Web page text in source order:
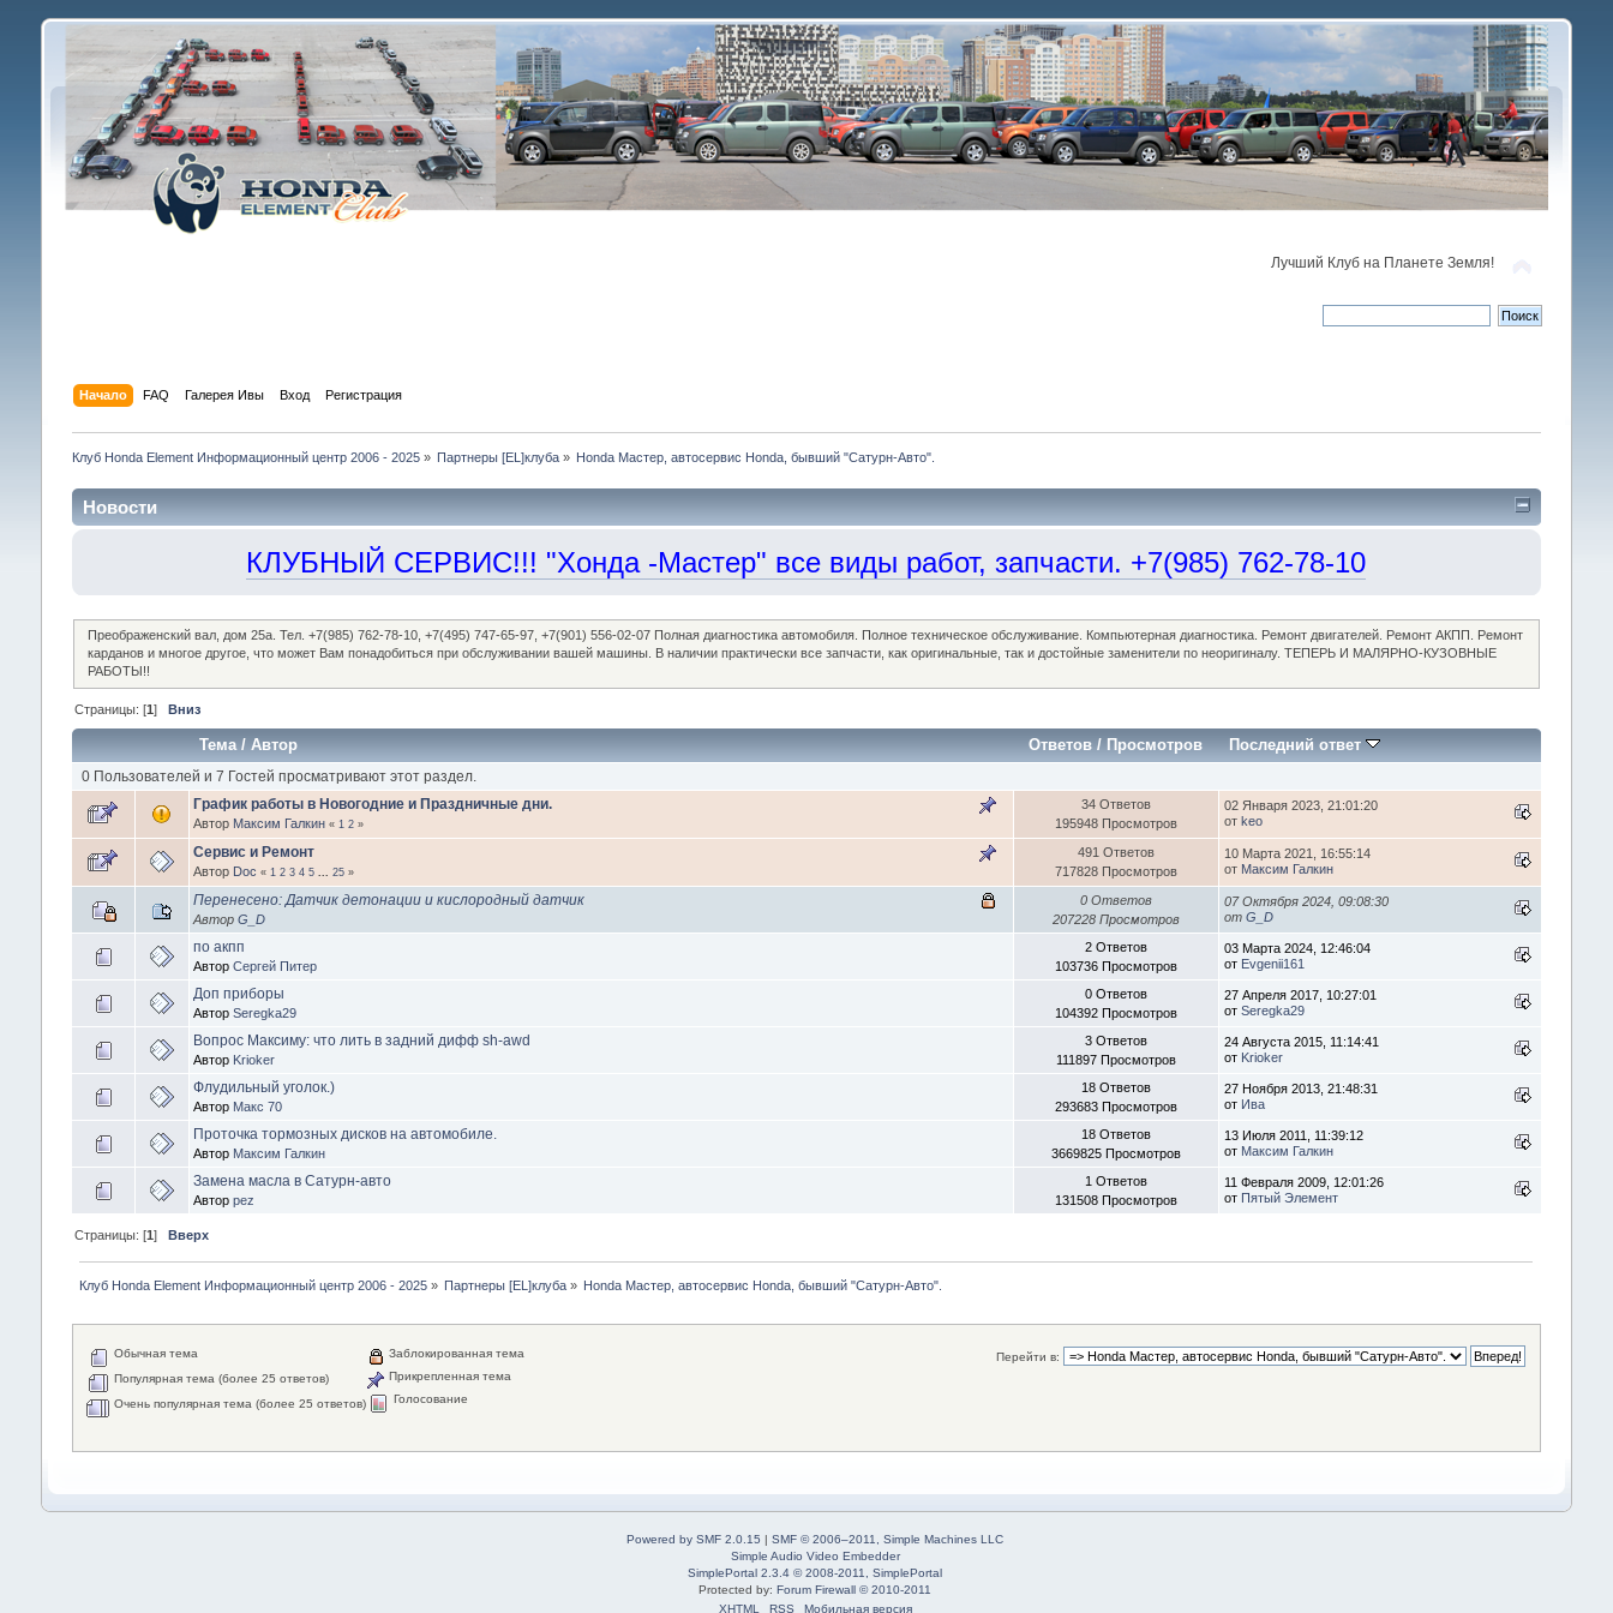
Лучший Клуб на Планете Земля!
Начало FAQ Галерея Ивы Вход Регистрация
Клуб Honda Element Информационный центр 2006 - 2025» Партнеры [EL]клуба » Honda Мастер, автосервис Honda, бывший "Сатурн-Авто".
Новости
КЛУБНЫЙ СЕРВИС!!! "Хонда -Мастер" все виды работ, запчасти. +7(985) 762-78-10
Преображенский вал, дом 25а. Тел. +7(985) 762-78-10, +7(495) 747-65-97, +7(901) 556-02-07 Полная диагностика автомобиля. Полное техническое обслуживание. Компьютерная диагностика. Ремонт двигателей. Ремонт АКПП. Ремонт
карданов и многое другое, что может Вам понадобиться при обслуживании вашей машины. В наличии практически все запчасти, как оригинальные, так и достойные заменители по неоригиналу. ТЕПЕРЬ И МАЛЯРНО-КУЗОВНЫЕ
РАБОТЫ!!
Страницы: [1] Вниз
Тема/ Автор Ответов/ Просмотров Последний ответ
0 Пользователей и 7 Гостей просматривают этот раздел.
График работы в Новогодние и Праздничные дни.
Автор Максим Галкин « 1 2»
34 Ответов
195948 Просмотров
02 Января 2023, 21:01:20
от keo
Сервис и Ремонт
Автор Doc « 1 2 3 4 5 25»
491 Ответов
717828 Просмотров
10 Марта 2021, 16:55:14
от Максим Галкин
Перенесено: Датчик детонации и кислородный датчик
Автор G_D
0 Ответов
207228 Просмотров
07 Октября 2024, 09:08:30
от G_D
по акпп
Автор Сергей Питер
2 Ответов
103736 Просмотров
03 Марта 2024, 12:46:04
от Evgenii161
Доп приборы
Автор Seregka29
0 Ответов
104392 Просмотров
27 Апреля 2017, 10:27:01
от Seregka29
Вопрос Максиму: что лить в задний дифф sh-awd
Автор Krioker
3 Ответов
111897 Просмотров
24 Августа 2015, 11:14:41
от Krioker
Флудильный уголок.)
Автор Макс 70
18 Ответов
293683 Просмотров
27 Ноября 2013, 21:48:31
от Ива
Проточка тормозных дисков на автомобиле.
Автор Максим Галкин
18 Ответов
3669825 Просмотров
13 Июля 2011, 11:39:12
от Максим Галкин
Замена масла в Сатурн-авто
Автор pez
1 Ответов
131508 Просмотров
11 Февраля 2009, 12:01:26
от Пятый Элемент
Страницы: [1] Вверх
Клуб Honda Element Информационный центр 2006 - 2025» Партнеры [EL]клуба » Honda Мастер, автосервис Honda, бывший "Сатурн-Авто".
Перейти в:
Обычная тема
Популярная тема (более 25 ответов)
Очень популярная тема (более 25 ответов)
Заблокированная тема
Прикрепленная тема
Голосование
Powered by SMF 2.0.15 |SMF © 2006–2011, Simple Machines LLC
Simple Audio Video Embedder
SimplePortal 2.3.4 © 2008-2011, SimplePortal
Protected by:Forum Firewall © 2010-2011
XHTML
RSS Мобильная версия